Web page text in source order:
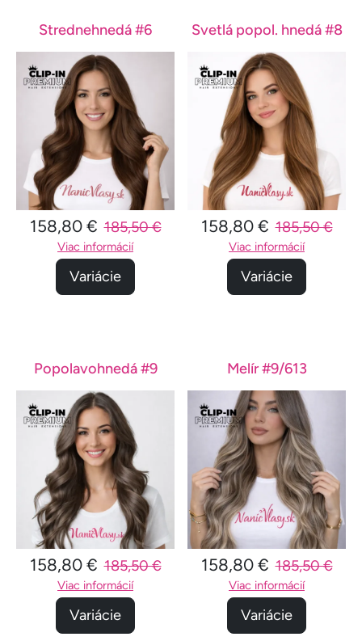
Strednehnedá #6
158,80 € 185,50 €
Viac informácií
Variácie
Svetlá popol. hnedá #8
158,80 € 185,50 €
Viac informácií
Variácie
Popolavohnedá #9
158,80 € 185,50 €
Viac informácií
Variácie
Melír #9/613
158,80 € 185,50 €
Viac informácií
Variácie